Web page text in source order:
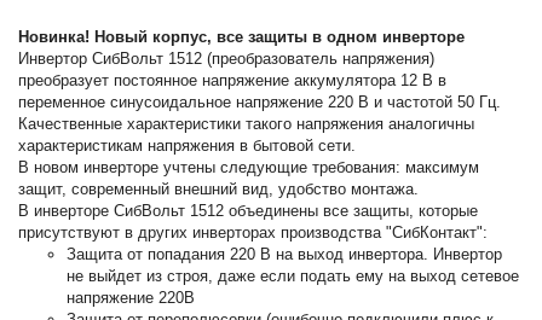
Новинка! Новый корпус, все защиты в одном инверторе
Инвертор СибВольт 1512 (преобразователь напряжения)
преобразует постоянное напряжение аккумулятора 12 В в
переменное синусоидальное напряжение 220 В и частотой 50 Гц.
Качественные характеристики такого напряжения аналогичны
характеристикам напряжения в бытовой сети.
В новом инверторе учтены следующие требования: максимум
защит, современный внешний вид, удобство монтажа.
В инверторе СибВольт 1512 объединены все защиты, которые
присутствуют в других инверторах производства "СибКонтакт":
Защита от попадания 220 В на выход инвертора. Инвертор
не выйдет из строя, даже если подать ему на выход сетевое
напряжение 220В